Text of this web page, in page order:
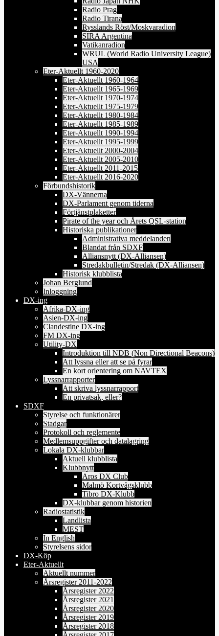
Radio Prag
Radio Tirana
Rysslands Röst/Moskvaradion
SIRA Argentina
Vatikanradion
WRUL (World Radio University League)
USA
Eter-Aktuellt 1960-2020
Eter-Aktuellt 1960-1964
Eter-Aktuellt 1965-1969
Eter-Aktuellt 1970-1974
Eter-Aktuellt 1975-1979
Eter-Aktuellt 1980-1984
Eter-Aktuellt 1985-1989
Eter-Aktuellt 1990-1994
Eter-Aktuellt 1995-1999
Eter-Aktuellt 2000-2004
Eter-Aktuellt 2005-2010
Eter-Aktuellt 2011-2015
Eter-Aktuellt 2016-2020
Förbundshistorik
DX-Vännerna
DX-Parlament genom tiderna
Förtjänstplaketter
Pirate of the year och Årets QSL-station
Historiska publikationer
Administrativa meddelanden
Blandat från SDXF
Alliansnytt (DX-Alliansen)
Stredakbulletin/Stredak (DX-Alliansen)
Historisk klubblista
Johan Berglund
Inloggning
DX-ing
Afrika-DX-ing
Asien-DX-ing
Clandestine DX-ing
FM DX-ing
Utility-DX
Introduktion till NDB (Non Directional Beacons)
Att lyssna eller att se på fyrar
En kort orientering om NAVTEX
Lyssnarrapporter
Att skriva lyssnarrapport
En privatsak, eller?
SDXF
Styrelse och funktionärer
Stadgar
Protokoll och reglemente
Medlemsuppgifter och datalagring
Lokala DX-klubbar
Aktuell klubblista
Klubbnytt
Aros DX Club
Malmö Kortvågsklubb
Tibro DX-Klubb
DX-klubbar genom historien
Radiostatistik
Landlista
MEST
In English
Styrelsens sidor
DX-Köp
Eter-Aktuellt
Aktuellt nummer
Årsregister 2011-2022
Årsregister 2022
Årsregister 2021
Årsregister 2020
Årsregister 2019
Årsregister 2018